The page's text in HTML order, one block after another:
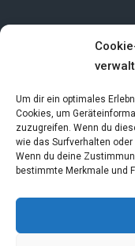
Um dir ein optimales
Cookies, um
zuzugreifen. Wenn du
wie das Surfverhalten
Wenn du deine
bestimmte Merkmale und
Datenschutzerklärung
Cookie-Richtlinie (EU)
Links